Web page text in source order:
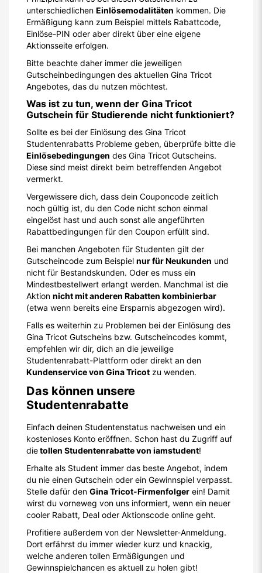
unterschiedlichen Einlösemodalitäten kommen. Die
Ermäßigung kann zum Beispiel mittels Rabattcode,
Einlöse-PIN oder aber direkt über eine eigene
Aktionsseite erfolgen.
Bitte beachte daher immer die jeweiligen
Gutscheinbedingungen des aktuellen Gina Tricot
Angebotes, das du nutzen möchtest.
Was ist zu tun, wenn der Gina Tricot
Gutschein für Studierende nicht funktioniert?
Sollte es bei der Einlösung des Gina Tricot
Studentenrabatts Probleme geben, überprüfe bitte die
Einlösebedingungen des Gina Tricot Gutscheins.
Diese sind meist direkt beim betreffenden Angebot
vermerkt.
Vergewissere dich, dass dein Couponcode zeitlich
noch gültig ist, du den Code nicht schon einmal
eingelöst hast und auch sonst alle angeführten
Rabattbedingungen für den Coupon erfüllt sind.
Bei manchen Angeboten für Studenten gilt der
Gutscheincode zum Beispiel nur für Neukunden und
nicht für Bestandskunden. Oder es muss ein
Mindestbestellwert erlangt werden. Manchmal ist die
Aktion nicht mit anderen Rabatten kombinierbar
(etwa wenn bereits eine Ersparnis abgezogen wird).
Falls es weiterhin zu Problemen bei der Einlösung des
Gina Tricot Gutscheins bzw. Gutscheincodes kommt,
empfehlen wir dir, dich an die jeweilige
Studentenrabatt-Plattform oder direkt an den
Kundenservice von Gina Tricot zu wenden.
Das können unsere
Studentenrabatte
Einfach deinen Studentenstatus nachweisen und ein
kostenloses Konto eröffnen. Schon hast du Zugriff auf
dietollen Studentenrabatte von iamstudent!
Erhalte als Student immer das beste Angebot, indem
du nie einen Gutschein oder ein Gewinnspiel verpasst.
Stelle dafür den Gina Tricot-Firmenfolger ein! Damit
wirst du vorneweg von uns informiert, wenn ein neuer
cooler Rabatt, Deal oder Aktionscode online geht.
Profitiere außerdem von der Newsletter-Anmeldung.
Dort erfährst du immer wieder kurz und knackig,
welche anderen tollen Ermäßigungen und
Gewinnspielchancen es aktuell zu holen gibt!